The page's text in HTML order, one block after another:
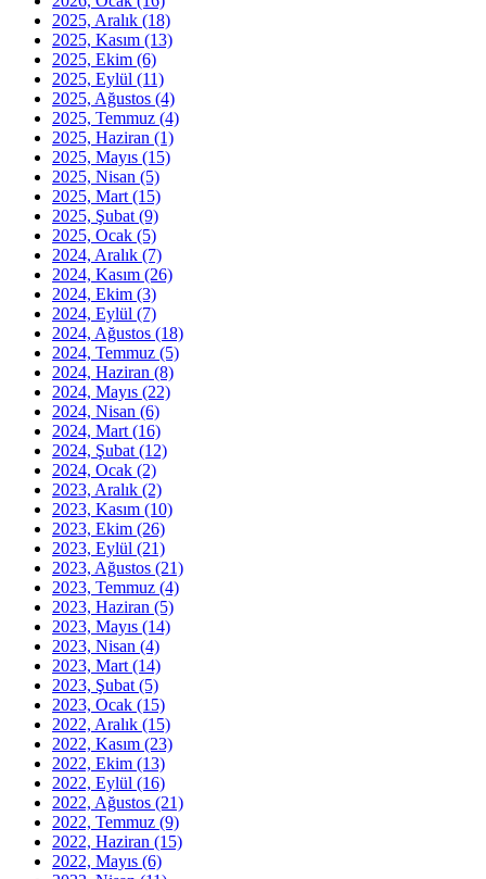
2025, Aralık (18)
2025, Kasım (13)
2025, Ekim (6)
2025, Eylül (11)
2025, Ağustos (4)
2025, Temmuz (4)
2025, Haziran (1)
2025, Mayıs (15)
2025, Nisan (5)
2025, Mart (15)
2025, Şubat (9)
2025, Ocak (5)
2024, Aralık (7)
2024, Kasım (26)
2024, Ekim (3)
2024, Eylül (7)
2024, Ağustos (18)
2024, Temmuz (5)
2024, Haziran (8)
2024, Mayıs (22)
2024, Nisan (6)
2024, Mart (16)
2024, Şubat (12)
2024, Ocak (2)
2023, Aralık (2)
2023, Kasım (10)
2023, Ekim (26)
2023, Eylül (21)
2023, Ağustos (21)
2023, Temmuz (4)
2023, Haziran (5)
2023, Mayıs (14)
2023, Nisan (4)
2023, Mart (14)
2023, Şubat (5)
2023, Ocak (15)
2022, Aralık (15)
2022, Kasım (23)
2022, Ekim (13)
2022, Eylül (16)
2022, Ağustos (21)
2022, Temmuz (9)
2022, Haziran (15)
2022, Mayıs (6)